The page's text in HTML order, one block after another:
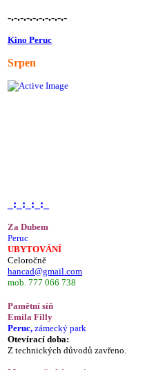
-.-.-.-.-.-.-.-.-.-
Kino Peruc
Srpen
_:_:_:_:_
Za Dubem
Peruc
UBYTOVÁNÍ
Celoročně
hancad@gmail.com
mob. 777 066 738
Pamětní síň
Emila Filly
Peruc, zámecký park
Otevírací doba:
Z technických důvodů zavřeno.